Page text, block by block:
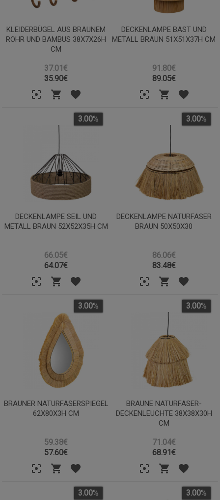
KLEIDERBÜGEL AUS BRAUNEM
ROHR UND BAMBUS 38X7X26H
CM
37.01€
35.90€
DECKENLAMPE BAST UND
METALL BRAUN 51X51X37H CM
91.80€
89.05€
DECKENLAMPE SEIL UND
METALL BRAUN 52X52X35H CM
66.05€
3.00%
64.07€
DECKENLAMPE NATURFASER
BRAUN 50X50X30
86.06€
3.00%
83.48€
BRAUNER NATURFASERSPIEGEL
62X80X3H CM
59.38€
3.00%
57.60€
BRAUNE NATURFASER-
DECKENLEUCHTE 38X38X30H
CM
71.04€
3.00%
68.91€
3.00% 3.00%